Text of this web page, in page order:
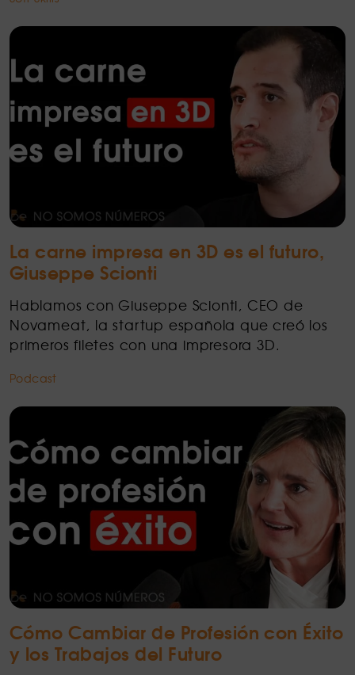
La carne impresa en 3D es el futuro,
Giuseppe Scionti
Hablamos con Giuseppe Scionti, CEO de
Novameat, la startup española que creó los
primeros filetes con una impresora 3D.
Podcast
Cómo Cambiar de Profesión con Éxito
y los Trabajos del Futuro